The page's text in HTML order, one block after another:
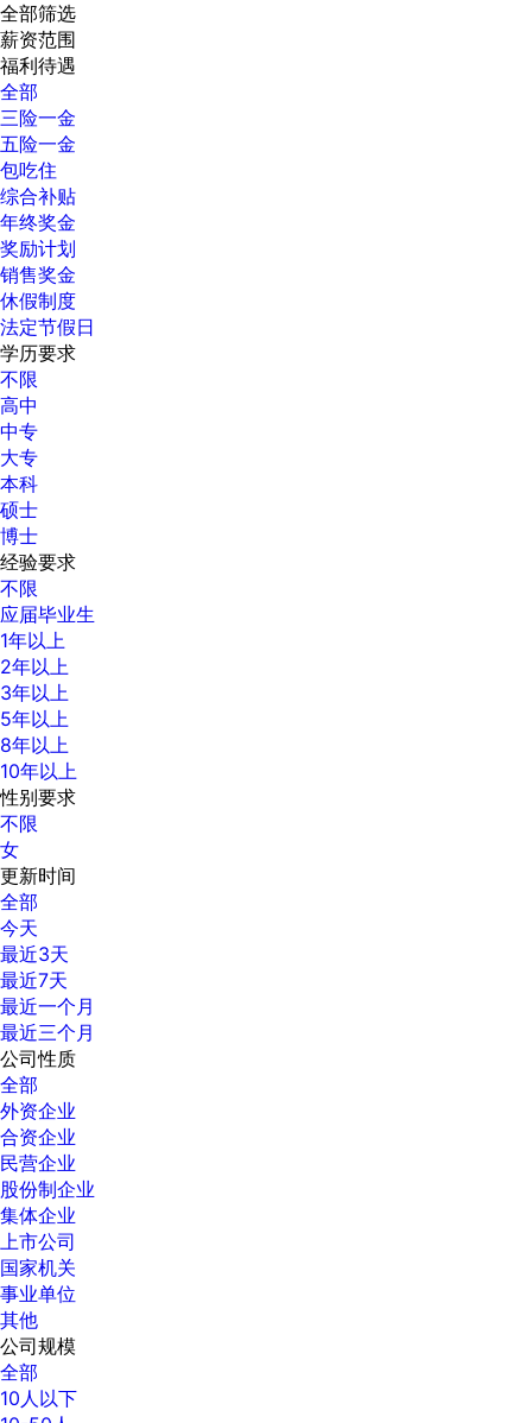
全部筛选
薪资范围
福利待遇
全部
三险一金
五险一金
包吃住
综合补贴
年终奖金
奖励计划
销售奖金
休假制度
法定节假日
学历要求
不限
高中
中专
大专
本科
硕士
博士
经验要求
不限
应届毕业生
1年以上
2年以上
3年以上
5年以上
8年以上
10年以上
性别要求
不限
女
更新时间
全部
今天
最近3天
最近7天
最近一个月
最近三个月
公司性质
全部
外资企业
合资企业
民营企业
股份制企业
集体企业
上市公司
国家机关
事业单位
其他
公司规模
全部
10人以下